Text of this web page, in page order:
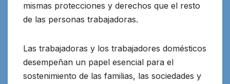
mismas protecciones y derechos que el resto
de las personas trabajadoras.
Las trabajadoras y los trabajadores domésticos
desempeñan un papel esencial para el
sostenimiento de las familias, las sociedades y